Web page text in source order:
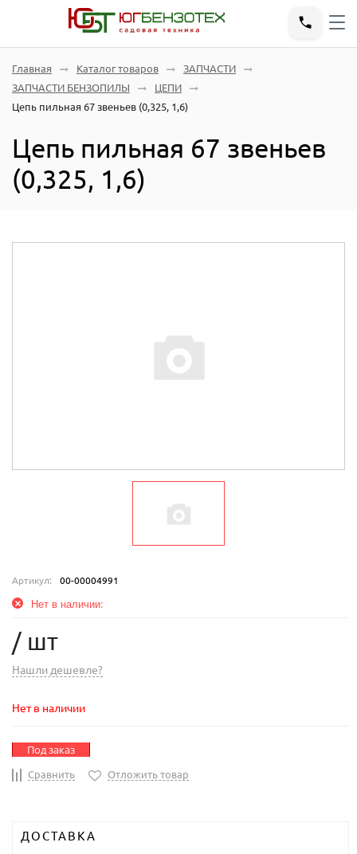
Главная Каталог товаров
ЗАПЧАСТИ
ЗАПЧАСТИ БЕНЗОПИЛЫ
ЦЕПИ
Цепь пильная 67 звеньев (0,325, 1,6)
Цепь пильная 67 звеньев
(0,325, 1,6)
Артикул: 00-00004991
Нет в наличии:
/ шт
Нашли дешевле?
Нет в наличии
Под заказ
Сравнить Отложить товар
ДОСТАВКА